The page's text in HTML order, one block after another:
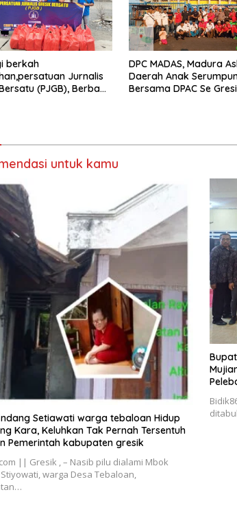
berkah
Jurnalis
(PJGB), Berbagi
DPC MADAS, Madura
Daerah Anak
Bersama DPAC Se
untuk kamu
Setiawati warga tebaloan Hidup
Kara, Keluhkan Tak Pernah Tersentuh
Pemerintah kabupaten gresik
|| Gresik , – Nasib pilu dialami Mbok
warga Desa Tebaloan,